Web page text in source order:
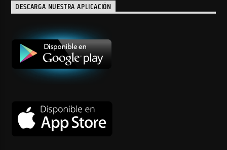
DESCARGA NUESTRA APLICACIÓN